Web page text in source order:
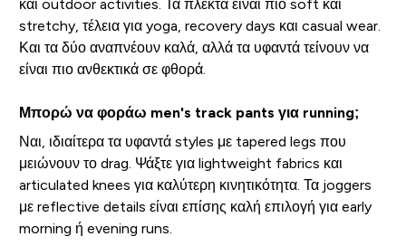
και outdoor activities. Τα πλεκτά είναι πιο soft και
stretchy, τέλεια για yoga, recovery days και casual wear.
Και τα δύο αναπνέουν καλά, αλλά τα υφαντά τείνουν να
είναι πιο ανθεκτικά σε φθορά.
Μπορώ να φοράω men's track pants για running;
Ναι, ιδιαίτερα τα υφαντά styles με tapered legs που
μειώνουν το drag. Ψάξτε για lightweight fabrics και
articulated knees για καλύτερη κινητικότητα. Τα joggers
με reflective details είναι επίσης καλή επιλογή για early
morning ή evening runs.